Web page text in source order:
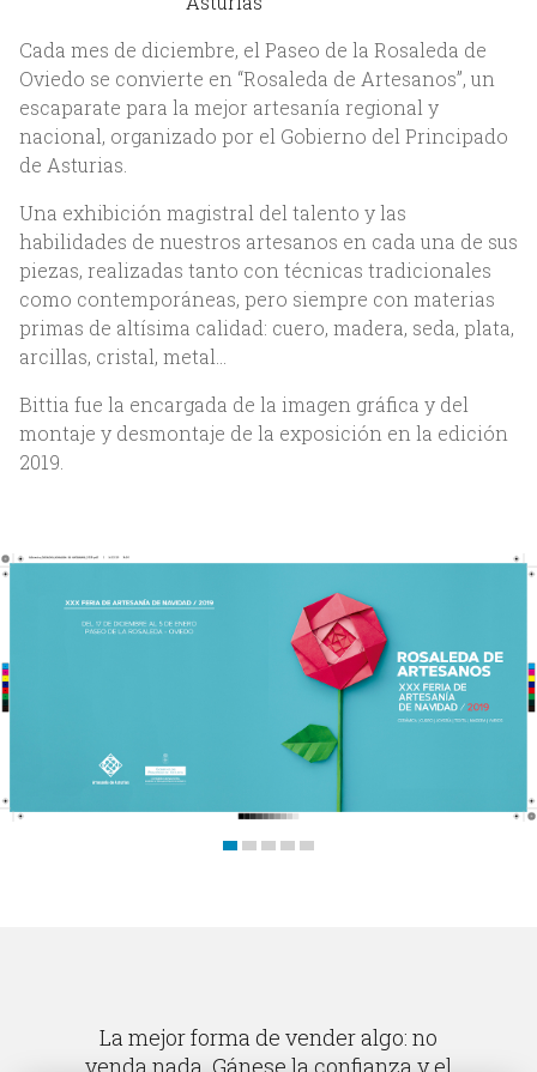
Inicio
Nosotros
Acerca de Bittia
Equipo
Clientes
Trabajos
Blog
Contacto
Cada mes de diciembre, el Paseo de la Rosaleda de
Oviedo se convierte en “Rosaleda de Artesanos”, un
escaparate para la mejor artesanía regional y
nacional, organizado por el Gobierno del Principado
de Asturias.
Una exhibición magistral del talento y las
habilidades de nuestros artesanos en cada una de sus
piezas, realizadas tanto con técnicas tradicionales
como contemporáneas, pero siempre con materias
primas de altísima calidad: cuero, madera, seda, plata,
arcillas, cristal, metal…
Bittia fue la encargada de la imagen gráfica y del
montaje y desmontaje de la exposición en la edición
2019.
La mejor forma de vender algo: no
venda nada. Gánese la confianza y el